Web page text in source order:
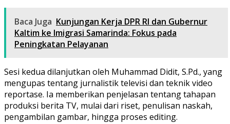
Baca Juga Kunjungan Kerja DPR RI dan Gubernur
Kaltim ke Imigrasi Samarinda: Fokus pada
Peningkatan Pelayanan
Sesi kedua dilanjutkan oleh Muhammad Didit, S.Pd., yang
mengupas tentang jurnalistik televisi dan teknik video
reportase. Ia memberikan penjelasan tentang tahapan
produksi berita TV, mulai dari riset, penulisan naskah,
pengambilan gambar, hingga proses editing.